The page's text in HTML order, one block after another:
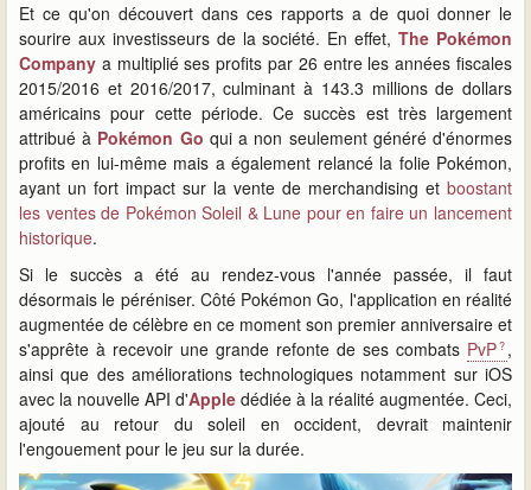
Et ce qu'on découvert dans ces rapports a de quoi donner le
sourire aux investisseurs de la société. En effet,The Pokémon
Company a multiplié ses profits par 26 entre les années fiscales
2015/2016 et 2016/2017, culminant à 143.3 millions de dollars
américains pour cette période. Ce succès est très largement
attribué à Pokémon Go qui a non seulement généré d'énormes
profits en lui-même mais a également relancé la folie Pokémon,
ayant un fort impact sur la vente de merchandising et boostant
les ventes de Pokémon Soleil & Lune pour en faire un lancement
historique.
Si le succès a été au rendez-vous l'année passée, il faut
désormais le péréniser. Côté Pokémon Go, l'application en réalité
augmentée de célèbre en ce moment son premier anniversaire et
s'apprête à recevoir une grande refonte de ses combats PvP ,
ainsi que des améliorations technologiques notamment sur iOS
avec la nouvelle API d'Apple dédiée à la réalité augmentée. Ceci,
ajouté au retour du soleil en occident, devrait maintenir
l'engouement pour le jeu sur la durée.